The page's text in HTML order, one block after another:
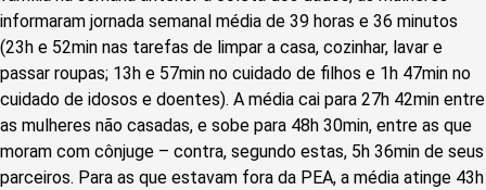
informaram jornada semanal média de 39 horas e 36 minutos
(23h e 52min nas tarefas de limpar a casa, cozinhar, lavar e
passar roupas; 13h e 57min no cuidado de filhos e 1h 47min no
cuidado de idosos e doentes). A média cai para 27h 42min entre
as mulheres não casadas, e sobe para 48h 30min, entre as que
moram com cônjuge – contra, segundo estas, 5h 36min de seus
parceiros. Para as que estavam fora da PEA, a média atinge 43h